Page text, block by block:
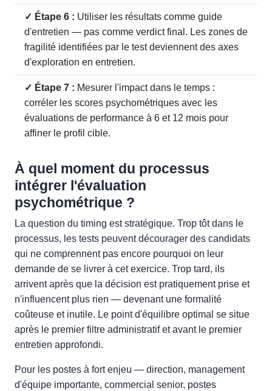
✓ Étape 6 : Utiliser les résultats comme guide
d'entretien — pas comme verdict final. Les zones de
fragilité identifiées par le test deviennent des axes
d'exploration en entretien.
✓ Étape 7 : Mesurer l'impact dans le temps :
corréler les scores psychométriques avec les
évaluations de performance à 6 et 12 mois pour
affiner le profil cible.
À quel moment du processus
intégrer l'évaluation
psychométrique ?
La question du timing est stratégique. Trop tôt dans le
processus, les tests peuvent décourager des candidats
qui ne comprennent pas encore pourquoi on leur
demande de se livrer à cet exercice. Trop tard, ils
arrivent après que la décision est pratiquement prise et
n'influencent plus rien — devenant une formalité
coûteuse et inutile. Le point d'équilibre optimal se situe
après le premier filtre administratif et avant le premier
entretien approfondi.
Pour les postes à fort enjeu — direction, management
d'équipe importante, commercial senior, postes